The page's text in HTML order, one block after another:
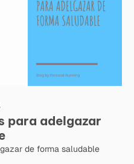
para adelgazar
de forma saludable